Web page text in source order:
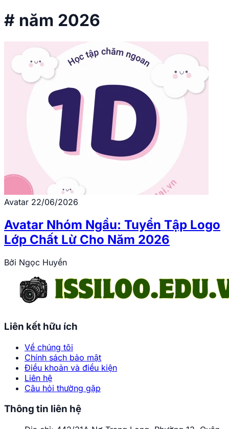
# năm 2026
Avatar 22/06/2026
Avatar Nhóm Ngầu: Tuyển Tập Logo
Lớp Chất Lừ Cho Năm 2026
Bởi Ngọc Huyền
Liên kết hữu ích
Về chúng tôi
Chính sách bảo mật
Điều khoản và điều kiện
Liên hệ
Câu hỏi thường gặp
Thông tin liên hệ